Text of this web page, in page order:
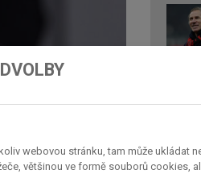
webovou stránku, tam může ukládat
většinou ve formě souborů cookies,